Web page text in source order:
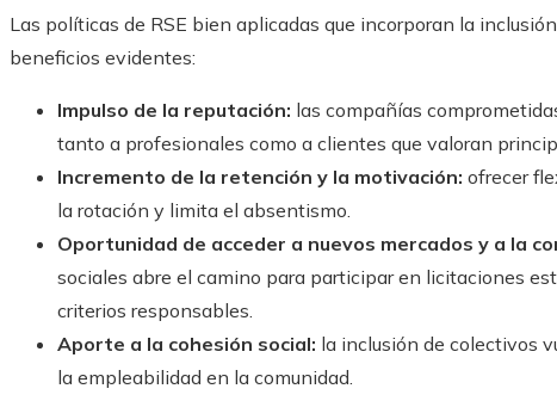
Las políticas de RSE bien aplicadas que incorporan la
beneficios evidentes:
Impulso de la reputación: las compañías
tanto a profesionales como a clientes que valoran
Incremento de la retención y la motivación: ofrecer
la rotación y limita el absentismo.
Oportunidad de acceder a nuevos mercados y a la
sociales abre el camino para participar en licitaciones
criterios responsables.
Aporte a la cohesión social: la inclusión de colectivos
la empleabilidad en la comunidad.